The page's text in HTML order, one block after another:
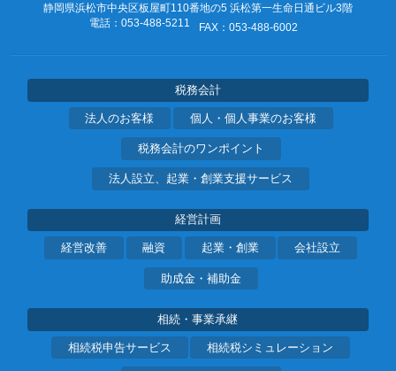
静岡県浜松市中央区板屋町110番地の5 浜松第一生命日通ビル3階
電話：053‐488‐5211
FAX：053‐488‐6002
税務会計
法人のお客様 個人・個人事業のお客様
税務会計のワンポイント
法人設立、起業・創業支援サービス
経営計画
経営改善 融資 起業・創業 会社設立
助成金・補助金
相続・事業承継
相続税申告サービス 相続税シミュレーション